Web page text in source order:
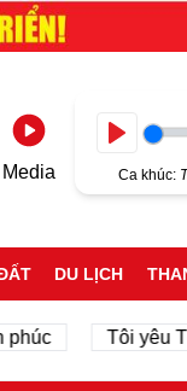
Media Ca khúc:
DU LỊCH
Tôi yêu Tổ